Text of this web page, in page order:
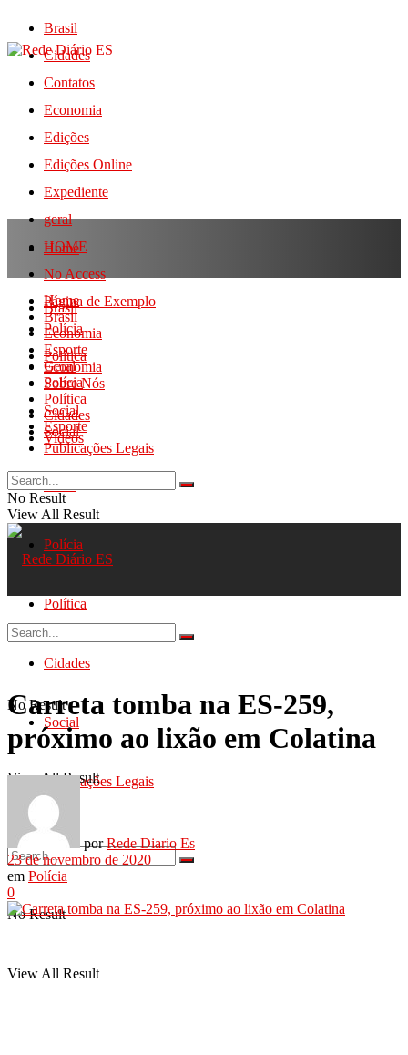
Brasil
Cidades
Contatos
Economia
Edições
Edições Online
Expediente
geral
HOME
No Access
Página de Exemplo
Polícia
Política
Sobre Nós
Social
Videos
Home
Brasil
Economia
Esporte
Geral
Polícia
Política
Cidades
Social
Publicações Legais
No Result
View All Result
Home
Brasil
Economia
Esporte
Geral
Polícia
Política
Cidades
Social
Publicações Legais
No Result
View All Result
No Result
View All Result
Carreta tomba na ES-259,
próximo ao lixão em Colatina
por Rede Diario Es
23 de novembro de 2020
em Polícia
0